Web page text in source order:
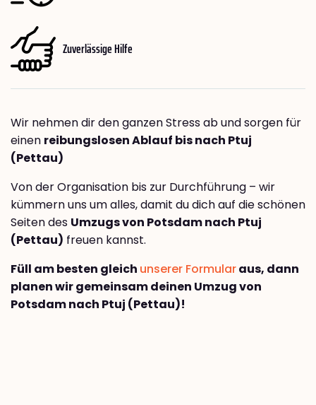
Zuverlässige Hilfe
Wir nehmen dir den ganzen Stress ab und sorgen für
einen reibungslosen Ablauf bis nach Ptuj
(Pettau)
Von der Organisation bis zur Durchführung – wir
kümmern uns um alles, damit du dich auf die schönen
Seiten des Umzugs von Potsdam nach Ptuj
(Pettau) freuen kannst.
Füll am besten gleich unserer Formularaus, dann
planen wir gemeinsam deinen Umzug von
Potsdam nach Ptuj (Pettau)!